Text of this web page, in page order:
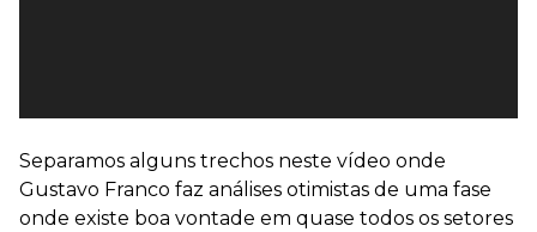
Separamos alguns trechos neste vídeo onde
Gustavo Franco faz análises otimistas de uma fase
onde existe boa vontade em quase todos os setores